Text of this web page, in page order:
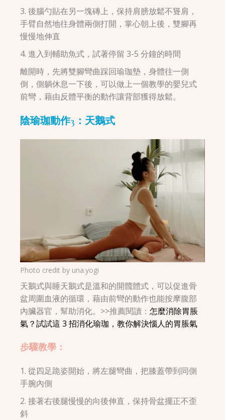
3. 後腦勺貼在另一塊磚上，保持肩膀放鬆不聳肩，
手臂自然地往身體兩側打開，掌心朝上後，雙腳再
慢慢地伸直
4. 進入到輔助魚式，試著停留 3-5 分鐘的時間
離開時，先將雙腳彎曲踩回瑜珈墊，身體往一側
倒，側躺休息一下後，可以做上一個教學的嬰兒式
前彎，藉由反體平衡的動作讓背部獲得放鬆。
陰瑜珈動作3：天鵝式
Photo credit by una.yogi
天鵝式與睡天鵝式是溫和的開髖體式，可以促進骨
盆周圍血液的循環，藉由前彎的動作也能按摩腹部
內臟器官，幫助消化。>>推薦閱讀：怎麼消除胃脹
氣？試試這 3 招消化瑜珈，教你解決惱人的胃脹氣
步驟教學：
1. 從四足跪姿開始，將左腿彎曲，把膝蓋帶到同側
手腕內側
2. 接著右後腿慢慢的向後伸直，保持骨盆擺正不歪
斜